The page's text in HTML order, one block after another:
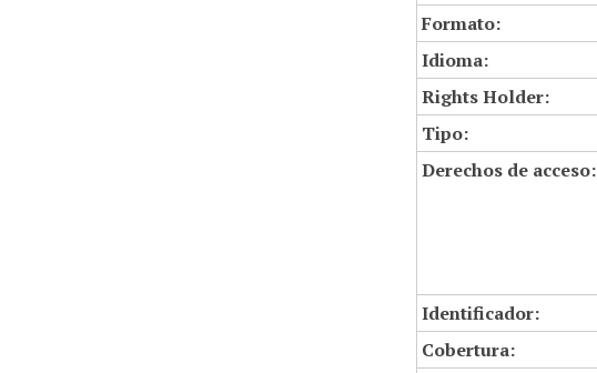
Formato:
Idioma:
Rights Holder:
Tipo:
Derechos de acceso:
Identificador:
Cobertura: